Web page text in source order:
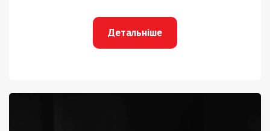
Детальніше